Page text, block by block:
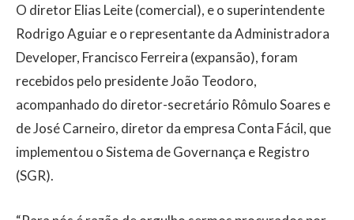
O diretor Elias Leite (comercial), e o superintendente
Rodrigo Aguiar e o representante da Administradora
Developer, Francisco Ferreira (expansão), foram
recebidos pelo presidente João Teodoro,
acompanhado do diretor-secretário Rômulo Soares e
de José Carneiro, diretor da empresa Conta Fácil, que
implementou o Sistema de Governança e Registro
(SGR).